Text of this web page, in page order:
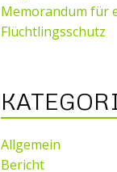
Memorandum für
Flüchtlingsschutz
Allgemein
Bericht